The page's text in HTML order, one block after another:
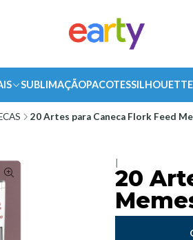
SUBLIMAÇÃOPACOTESSILHOUETTE
20 Artes para Caneca Flork Feed
20